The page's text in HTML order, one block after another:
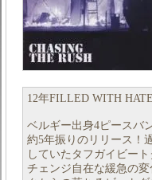
12年FILLED WITH
ベルギー出身4ピースバ
約5年振りのリリース！
していたタフガイビー
チェンジ自在な緩急の